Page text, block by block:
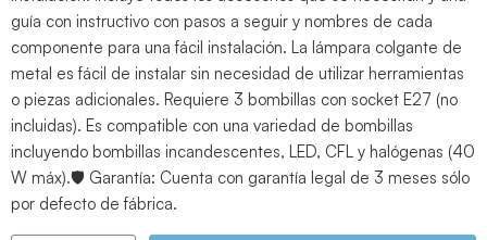
guía con instructivo con pasos a seguir y nombres de cada
componente para una fácil instalación. La lámpara colgante de
metal es fácil de instalar sin necesidad de utilizar herramientas
o piezas adicionales. Requiere 3 bombillas con socket E27 (no
incluidas). Es compatible con una variedad de bombillas
incluyendo bombillas incandescentes, LED, CFL y halógenas (40
W máx).🛡️ Garantía: Cuenta con garantía legal de 3 meses sólo
por defecto de fábrica.